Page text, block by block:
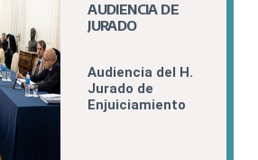
AUDIENCIA DE
JURADO
Audiencia del H.
Jurado de
Enjuiciamiento